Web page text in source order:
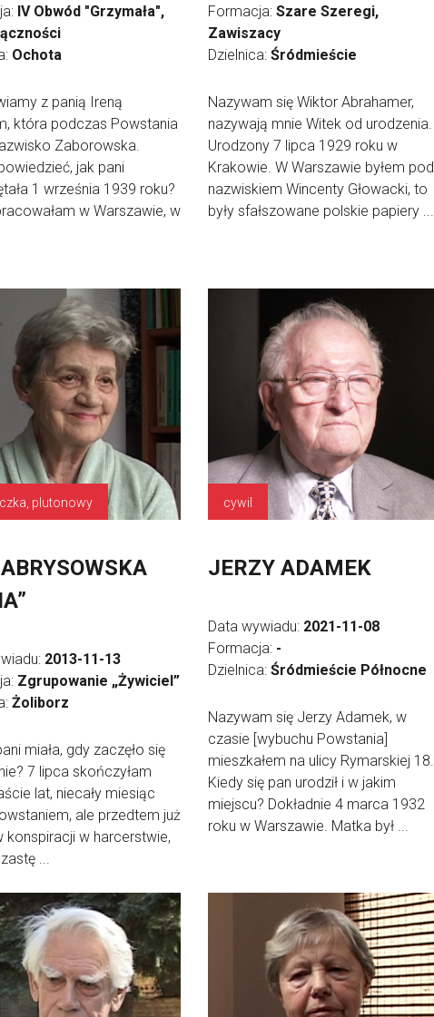
IV Obwód "Grzymała",
Ochota
z panią Ireną
która podczas Powstania
Zaborowska.
jak pani
1 września 1939 roku?
w Warszawie, w
Formacja: Szare Szeregi,
Zawiszacy
Dzielnica: Śródmieście
Nazywam się Wiktor Abrahamer,
nazywają mnie Witek od urodzenia.
Urodzony 7 lipca 1929 roku w
Krakowie. W Warszawie byłem pod
nazwiskiem Wincenty Głowacki, to
były sfałszowane polskie papiery ...
plutonowy
2013-11-13
Zgrupowanie „Żywiciel”
Żoliborz
miała, gdy zaczęło się
7 lipca skończyłam
lat, niecały miesiąc
ale przedtem już
konspiracji w harcerstwie,
...
cywil
JERZY ADAMEK
Data wywiadu: 2021-11-08
Formacja: -
Dzielnica: Śródmieście Północne
Nazywam się Jerzy Adamek, w
czasie [wybuchu Powstania]
mieszkałem na ulicy Rymarskiej 18.
Kiedy się pan urodził i w jakim
miejscu? Dokładnie 4 marca 1932
roku w Warszawie. Matka był ...